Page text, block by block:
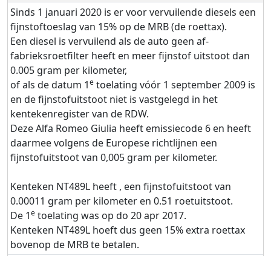
Sinds 1 januari 2020 is er voor vervuilende diesels een
fijnstoftoeslag van 15% op de MRB (de roettax).
Een diesel is vervuilend als de auto geen af-
fabrieksroetfilter heeft en meer fijnstof uitstoot dan
0.005 gram per kilometer,
of als de datum 1e toelating vóór 1 september 2009 is
en de fijnstofuitstoot niet is vastgelegd in het
kentekenregister van de RDW.
Deze Alfa Romeo Giulia heeft emissiecode 6 en heeft
daarmee volgens de Europese richtlijnen een
fijnstofuitstoot van 0,005 gram per kilometer.
Kenteken NT489L heeft , een fijnstofuitstoot van
0.00011 gram per kilometer en 0.51 roetuitstoot.
De 1e toelating was op do 20 apr 2017.
Kenteken NT489L hoeft dus geen 15% extra roettax
bovenop de MRB te betalen.